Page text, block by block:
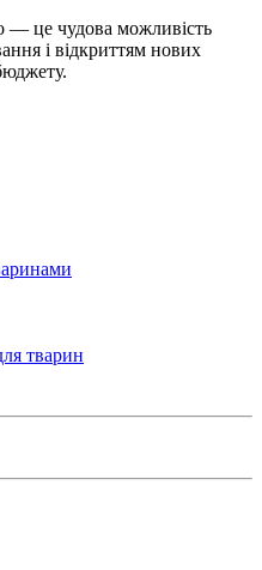
— це чудова можливість
і відкриттям нових
тварин